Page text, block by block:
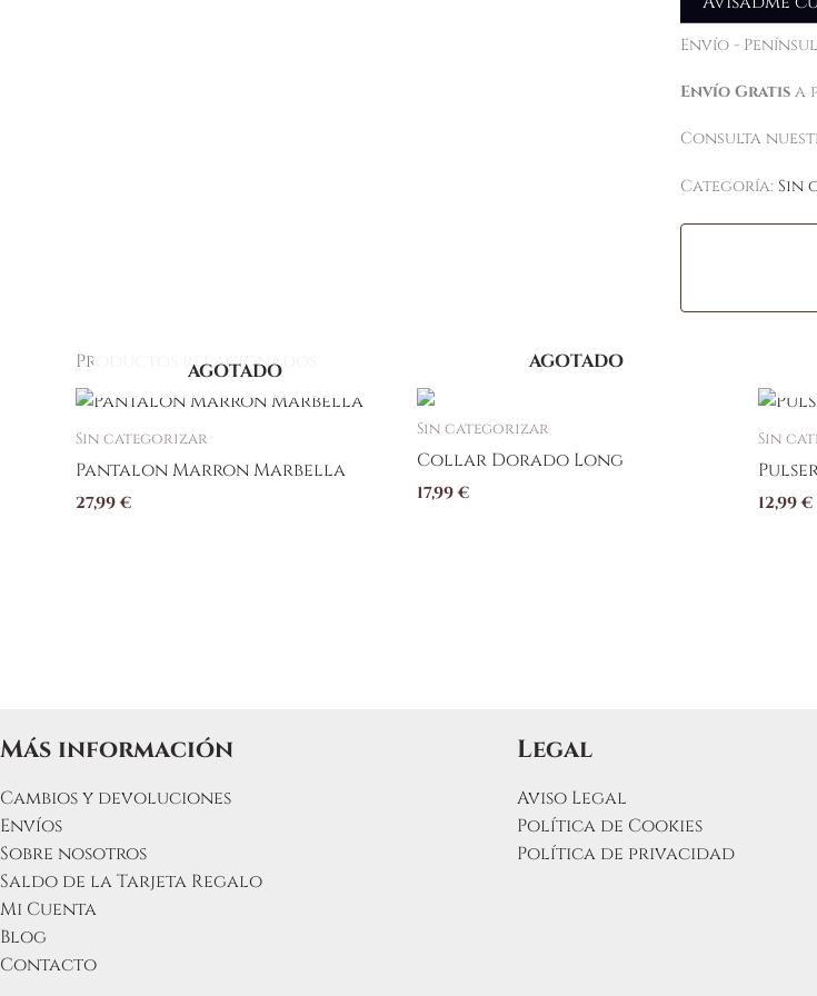
Envío -
Envío Gratisa
Consulta
Categoría: Sin
Productos relacionados
AGOTADO
Sin categorizar
Pantalon Marron Marbella
27,99€
Este
producto
múltiples
variantes.
de
producto
AGOTADO
Sin categorizar
Collar Dorado Long
17,99€
Sin
12,99€
Más información
Cambios y devoluciones
Envíos
Sobre nosotros
Saldo de la Tarjeta Regalo
Mi Cuenta
Blog
Contacto
Legal
Aviso Legal
Política de Cookies
Política de privacidad